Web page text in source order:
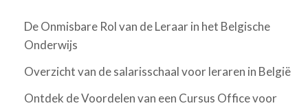
De Onmisbare Rol van de Leraar in het Belgische
Onderwijs
Overzicht van de salarisschaal voor leraren in België
Ontdek de Voordelen van een Cursus Office voor